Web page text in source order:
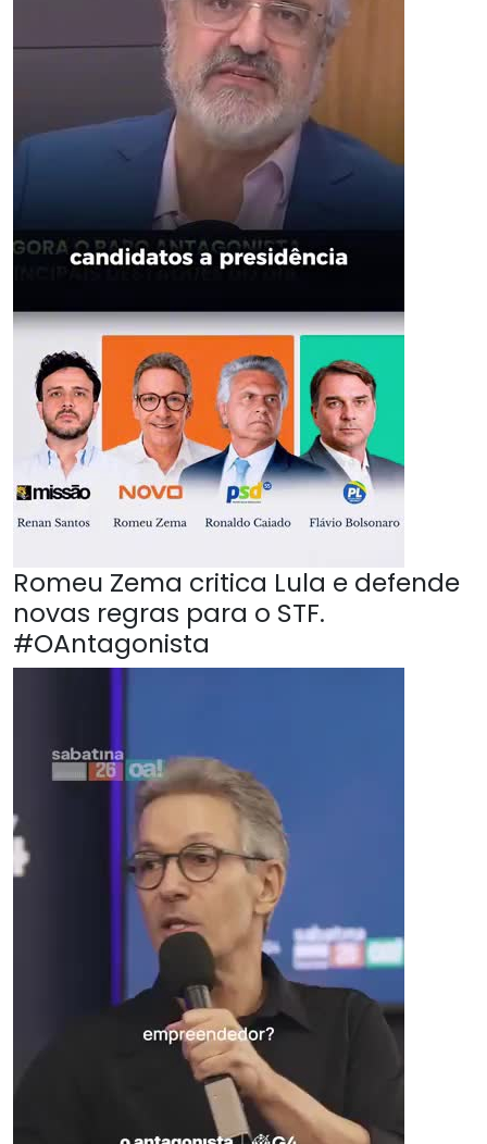
Romeu Zema critica Lula e defende
novas regras para o STF.
#OAntagonista